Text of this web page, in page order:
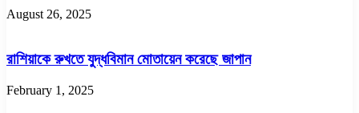
August 26, 2025
রাশিয়াকে রুখতে যুদ্ধবিমান মোতায়েন করেছে জাপান
February 1, 2025